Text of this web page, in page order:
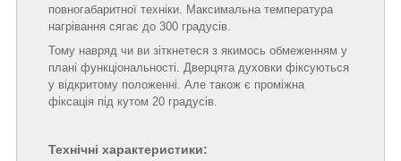
повногабаритної техніки. Максимальна температура
нагрівання сягає до 300 градусів.
Тому навряд чи ви зіткнетеся з якимось обмеженням у
плані функціональності. Дверцята духовки фіксуються
у відкритому положенні. Але також є проміжна
фіксація під кутом 20 градусів.
Технічні характеристики: